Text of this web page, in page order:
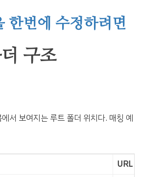
한번에 수정하려면
구조
서 보여지는 루트 폴더 위치다. 매칭 예
URL